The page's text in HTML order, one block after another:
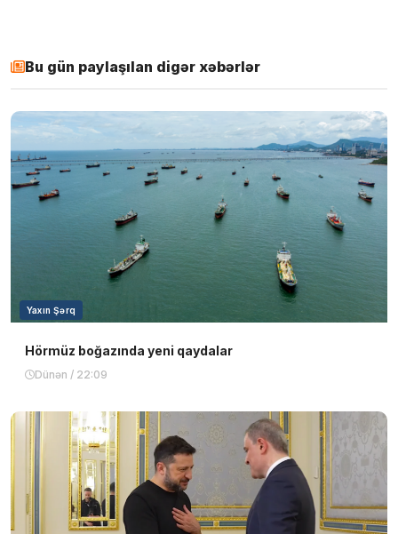
Bu gün paylaşılan digər xəbərlər
Yaxın Şərq
Hörmüz boğazında yeni qaydalar
Dünən / 22:09